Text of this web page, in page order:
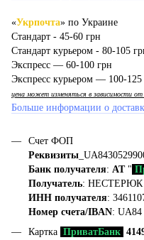
«Укрпочта» по Украине
Стандарт - 45-60 грн
Стандарт курьером - 80-105
Экспресс — 60-100 грн
Экспресс курьером — 100-125
цена может изменяться в зависимости от
Больше информации о
Счет ФОП
Реквизиты
Банк получателя: АТ"
Получатель:
ИНН получателя:
Номер счета/IBAN: UA84
Картка ПриватБанк